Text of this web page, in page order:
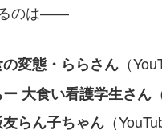
のは――
変態・ららさん（
ー 大食い看護学生さん
らん子ちゃん（